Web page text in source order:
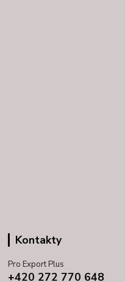
Kontakty
Pro Export Plus
+420 272 770 648